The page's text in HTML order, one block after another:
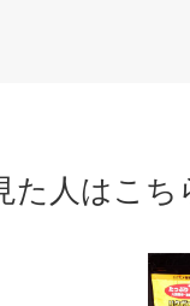
た人はこ